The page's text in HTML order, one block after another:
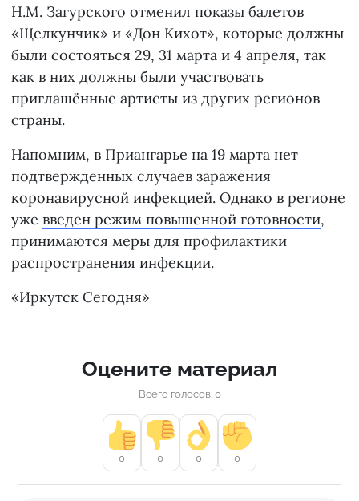
Н.М. Загурского отменил показы балетов
«Щелкунчик» и «Дон Кихот», которые должны
были состояться 29, 31 марта и 4 апреля, так
как в них должны были участвовать
приглашённые артисты из других регионов
страны.
Напомним, в Приангарье на 19 марта нет
подтвержденных случаев заражения
коронавирусной инфекцией. Однако в регионе
уже введен режим повышенной готовности,
принимаются меры для профилактики
распространения инфекции.
«Иркутск Сегодня»
Оцените материал
Всего голосов: 0
0 0 0 0